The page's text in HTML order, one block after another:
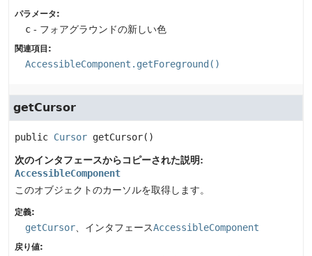
パラメータ:
c - フォアグラウンドの新しい色
関連項目:
AccessibleComponent.getForeground()
getCursor
public Cursor getCursor()
次のインタフェースからコピーされた説明:
AccessibleComponent
このオブジェクトのカーソルを取得します。
定義:
getCursor 、インタフェースAccessibleComponent
戻り値: